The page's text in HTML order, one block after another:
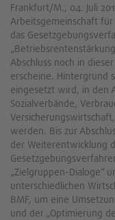
Frankfurt/M., 04. Juli
Arbeitsgemeinschaft
das
Abschluss noch in
erscheine. Hintergrund
eingesetzt wird, in den
Sozialverbände,
werden. Bis zur
der Weiterentwicklung
„Zielgruppen-Dialoge“
unterschiedlichen
BMF, um eine
und der „Optimierung